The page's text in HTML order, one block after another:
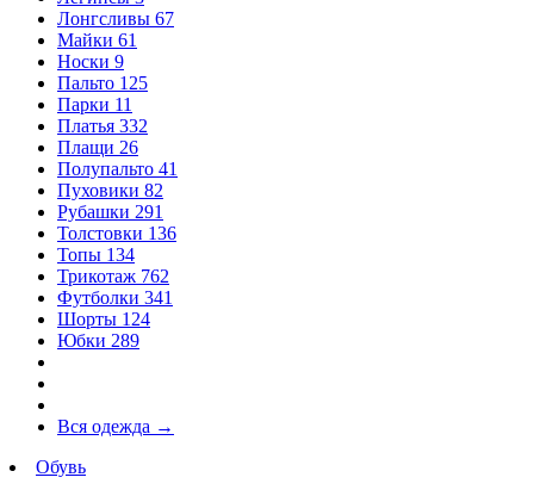
Лонгсливы 67
Майки 61
Носки 9
Пальто 125
Парки 11
Платья 332
Плащи 26
Полупальто 41
Пуховики 82
Рубашки 291
Толстовки 136
Топы 134
Трикотаж 762
Футболки 341
Шорты 124
Юбки 289
Вся одежда →
Обувь